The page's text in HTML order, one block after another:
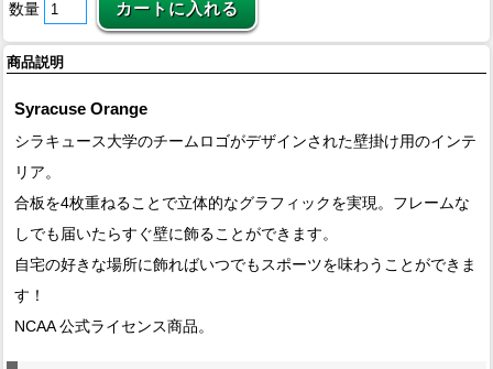
数量
商品説明
Syracuse Orange
シラキュース大学のチームロゴがデザインされた壁掛け用のインテ
リア。
合板を4枚重ねることで立体的なグラフィックを実現。フレームな
しでも届いたらすぐ壁に飾ることができます。
自宅の好きな場所に飾ればいつでもスポーツを味わうことができま
す！
NCAA 公式ライセンス商品。